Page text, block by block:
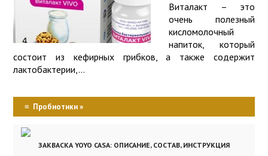
Виталакт – это
очень полезный
кисломолочный
напиток, который
состоит из кефирных грибков, а также содержит
лактобактерии,...
≡ Пробиотики »
ЗАКВАСКА YOYO CASA: ОПИСАНИЕ, СОСТАВ, ИНСТРУКЦИЯ